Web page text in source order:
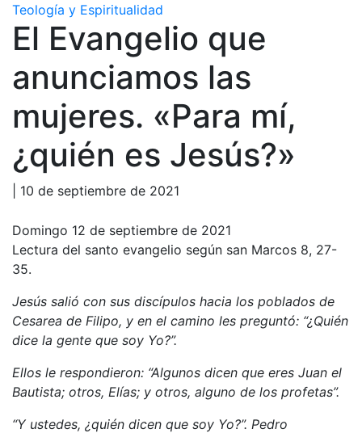
Teología y Espiritualidad
El Evangelio que
anunciamos las
mujeres. «Para mí,
¿quién es Jesús?»
| 10 de septiembre de 2021
Domingo 12 de septiembre de 2021
Lectura del santo evangelio según san Marcos 8, 27-
35.
Jesús salió con sus discípulos hacia los poblados de
Cesarea de Filipo, y en el camino les preguntó: “¿Quién
dice la gente que soy Yo?”.
Ellos le respondieron: “Algunos dicen que eres Juan el
Bautista; otros, Elías; y otros, alguno de los profetas”.
“Y ustedes, ¿quién dicen que soy Yo?”. Pedro